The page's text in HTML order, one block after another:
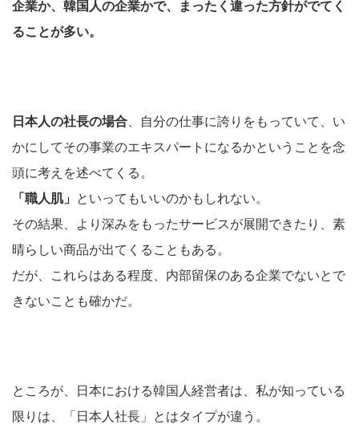
企業か、韓国人の企業かで、まったく違った方針がでてく
ることが多い。
日本人の社長の場合 、自分の仕事に誇りをもっていて、い
かにしてその事業のエキスパートになるかということを念
頭に考えを述べてくる。
「職人肌」
といってもいいのかもしれない。
その結果、より深みをもったサービスが展開できたり、素
晴らしい商品が出てくることもある。
だが、これらはある程度、内部留保のある企業でないとで
きないことも確かだ。
ところが、日本における韓国人経営者は、私が知っている
限りは、「日本人社長」とはタイプが違う。